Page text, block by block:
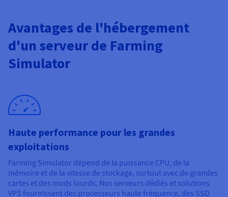
Disponibilités par régions
Documentation
Roadmap & Changelog
Roadmap & Changelog
Avantages de l'hébergement
d'un serveur de Farming
Simulator
Haute performance pour les grandes
exploitations
Farming Simulator dépend de la puissance CPU, de la
mémoire et de la vitesse de stockage, surtout avec de grandes
cartes et des mods lourds. Nos serveurs dédiés et solutions
VPS fournissent des processeurs haute fréquence, des SSD